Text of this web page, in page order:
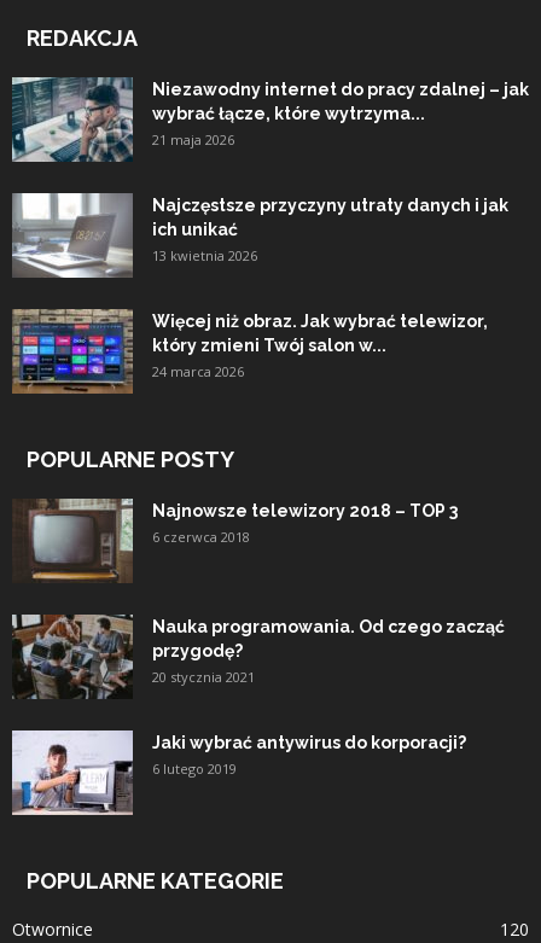
REDAKCJA
Niezawodny internet do pracy zdalnej – jak
wybrać łącze, które wytrzyma...
21 maja 2026
Najczęstsze przyczyny utraty danych i jak
ich unikać
13 kwietnia 2026
Więcej niż obraz. Jak wybrać telewizor,
który zmieni Twój salon w...
24 marca 2026
POPULARNE POSTY
Najnowsze telewizory 2018 – TOP 3
6 czerwca 2018
Nauka programowania. Od czego zacząć
przygodę?
20 stycznia 2021
Jaki wybrać antywirus do korporacji?
6 lutego 2019
POPULARNE KATEGORIE
Otwornice
120